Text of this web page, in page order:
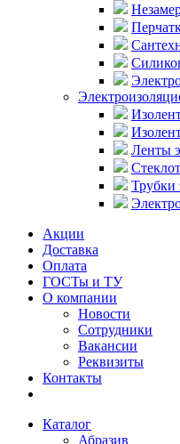
Ленты
Трубки
Акции
Доставка
Оплата
ГОСТы и ТУ
О компании
Новости
Сотрудники
Вакансии
Реквизиты
Контакты
Каталог
Абразив